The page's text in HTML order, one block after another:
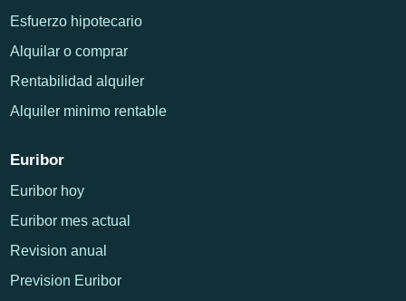
Esfuerzo hipotecario
Alquilar o comprar
Rentabilidad alquiler
Alquiler minimo rentable
Euribor
Euribor hoy
Euribor mes actual
Revision anual
Prevision Euribor